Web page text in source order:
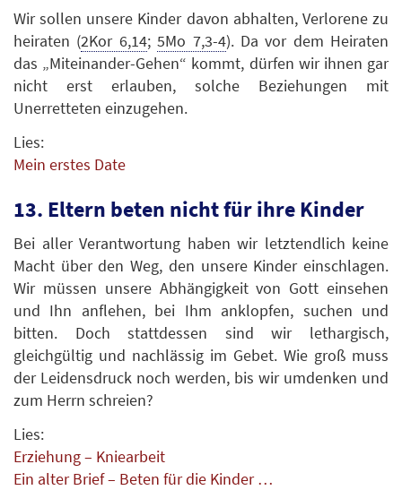
Wir sollen unsere Kinder davon abhalten, Verlorene zu
heiraten (2Kor 6,14;5Mo 7,3-4). Da vor dem Heiraten
das „Miteinander-Gehen“ kommt, dürfen wir ihnen gar
nicht erst erlauben, solche Beziehungen mit
Unerretteten einzugehen.
Lies:
Mein erstes Date
13. Eltern beten nicht für ihre Kinder
Bei aller Verantwortung haben wir letztendlich keine
Macht über den Weg, den unsere Kinder einschlagen.
Wir müssen unsere Abhängigkeit von Gott einsehen
und Ihn anflehen, bei Ihm anklopfen, suchen und
bitten. Doch stattdessen sind wir lethargisch,
gleichgültig und nachlässig im Gebet. Wie groß muss
der Leidensdruck noch werden, bis wir umdenken und
zum Herrn schreien?
Lies:
Erziehung – Kniearbeit
Ein alter Brief – Beten für die Kinder …